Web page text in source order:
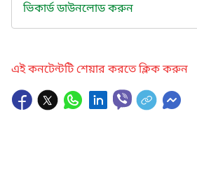
ভিকার্ড ডাউনলোড করুন
এই কনটেন্টটি শেয়ার করতে ক্লিক করুন